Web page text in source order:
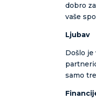
dobro
vaše
Ljubav
Došlo
samo